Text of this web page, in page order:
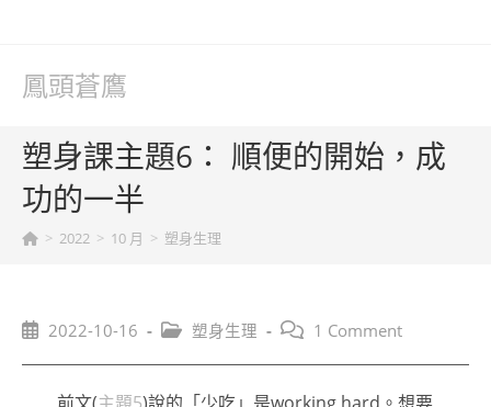
鳳頭蒼鷹
塑身課主題6： 順便的開始，成
功的一半
> 2022 > 10 月 > 塑身生理
Post2022-10-16
Post 塑身生理
Post 1 Comment